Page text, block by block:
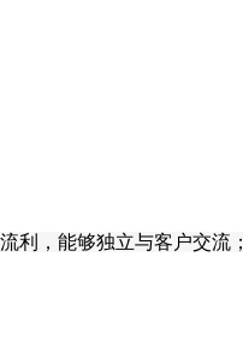
利，能够独立与客户交流；